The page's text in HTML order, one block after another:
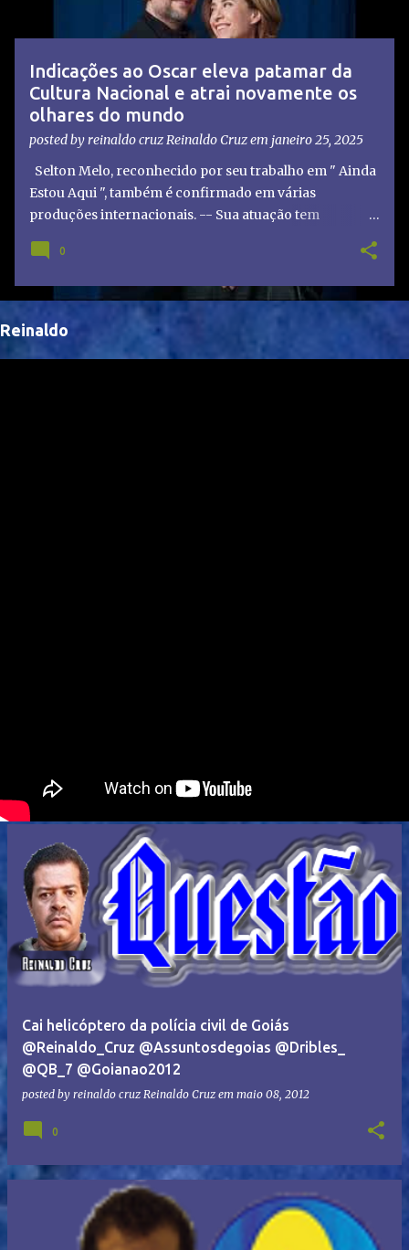
Indicações ao Oscar eleva patamar da
Cultura Nacional e atrai novamente os
olhares do mundo
posted by reinaldo cruz Reinaldo Cruzem janeiro 25, 2025
Selton Melo, reconhecido por seu trabalho em " Ainda
Estou Aqui ", também é confirmado em várias
produções internacionais. -- Sua atuação tem
Brasil, abrindo portas para novas oportunidades no
a representação brasileira no cinema global!
0
Reinaldo
Cai helicóptero da polícia civil de Goiás
@Reinaldo_Cruz @Assuntosdegoias @Dribles_
@QB_7 @Goianao2012
posted by reinaldo cruz Reinaldo Cruz em maio 08, 2012
0